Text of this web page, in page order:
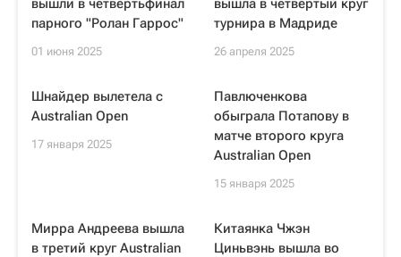
вышли в четвертьфинал
парного "Ролан Гаррос"
01 июня 2025
вышла в четвертый круг
турнира в Мадриде
26 апреля 2025
Шнайдер вылетела с
Australian Open
17 января 2025
Павлюченкова
обыграла Потапову в
матче второго круга
Australian Open
15 января 2025
Мирра Андреева вышла
в третий круг Australian
Китаянка Чжэн
Циньвэнь вышла во